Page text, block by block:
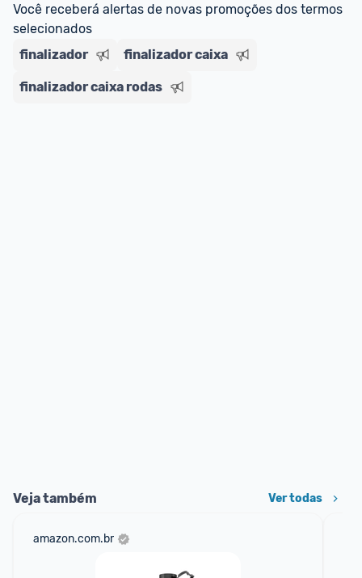
Você receberá alertas de novas promoções dos termos
selecionados
finalizador
finalizador caixa
finalizador caixa rodas
Veja também Ver todas
amazon.com.br